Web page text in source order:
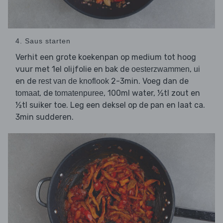
4. Saus starten
Verhit een grote koekenpan op medium tot hoog
vuur met 1el olijfolie en bak de oesterzwammen, ui
en de rest van de knoflook 2-3min. Voeg dan de
tomaat, de tomatenpuree, 100ml water, ½tl zout en
½tl suiker toe. Leg een deksel op de pan en laat ca.
3min sudderen.